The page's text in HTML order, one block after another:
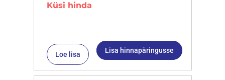
Küsi hinda
Loe lisa Lisa hinnapäringusse